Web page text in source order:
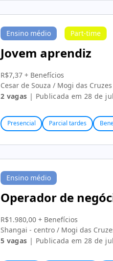
Ensino médio Part-time
Jovem aprendiz
R$7,37 + Benefícios
Cesar de Souza / Mogi das Cruzes
2 vagas | Publicada em 28 de
Presencial Parcial tardes
Ensino médio
Operador de
R$1.980,00 + Benefícios
Shangai - centro / Mogi das
5 vagas | Publicada em 28 de